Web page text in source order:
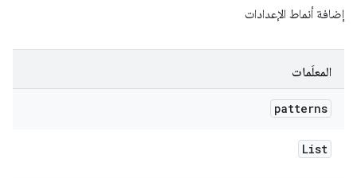
إضافة أنماط الإعدادات
المعلَمات
patterns
List